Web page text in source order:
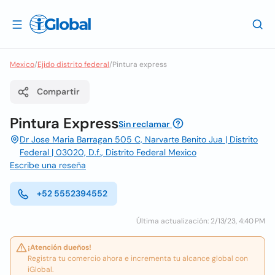
Mexico/Ejido distrito federal/Pintura express
Compartir
Pintura ExpressSin reclamar
Dr Jose Maria Barragan 505 C, Narvarte Benito Jua | Distrito
Federal | 03020, D.f., Distrito Federal Mexico
Escribe una reseña
+52 5552394552
Última actualización: 2/13/23, 4:40 PM
¡Atención dueños!
Registra tu comercio ahora e incrementa tu alcance global con
iGlobal.